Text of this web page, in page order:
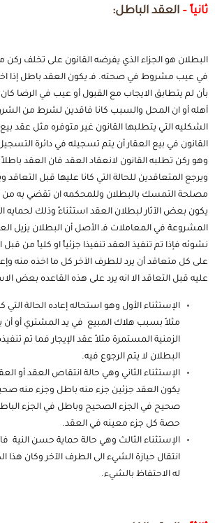
ثانياً – العقد الباطل:
البطلان هو الجزاء الذي يفرضه القانون على تخلف ركن
في عيب مشروط في صحته. فـ يكون العقد باطل إذا
بأن لم يتطابق الايجاب مع القبول أو عيب في الرضا
أهله أو ان المحل والسبب كانا فاقدين لشرط من
الشكليه التي يتطلبها القانون غير متوفره مثل عقد
القانون في بيع العقار أن يتم تسجيله في دائرة
وهو ركن تطلبه القانون لانعقاد العقد فان العقد باطلاً
ويرجع المتعاقدين للحالة التي كانا عليها قبل
مصلحة التمسك بالبطلان وللمحكمه ان تقضي به من
يكون بعض الآثار لبطلان العقد استثناءً وذلك لحمايه
المشروعة في المعاملات فـ الأصل أن البطلان يزيل
نشوئه فإذا تم تنفيذ العقد تنفيذا جزئياً او كلياً من
على كل متعاقد أن يرد للطرف الآخر كل ما اخذه منه
عليه قبل التعاقد الا انه يرد على هذه القاعده بعض
الإستثناء الأول وهو استحاله إعاده الحالة
مثلاً بسبب هلاك المبيع في يد المشتري أو أن
الزمنية المستمرة مثلاً عقد الإيجار فما تم
البطلان لا يتم الرجوع فيه.
الإستثناء الثاني وهي حالة انتقاص العقد أو
يكون العقد جزئين جزء منه باطل وجزء منه
صحيح في الجزء الصحيح وباطل في الجزء
حصة كل جزء معينه في العقد.
الإستثناء الثالث وهي حالة حماية حسن النية
انتقال حيازة الشيء الى الطرف الآخر وكان
له الاحتفاظ بالشيء.